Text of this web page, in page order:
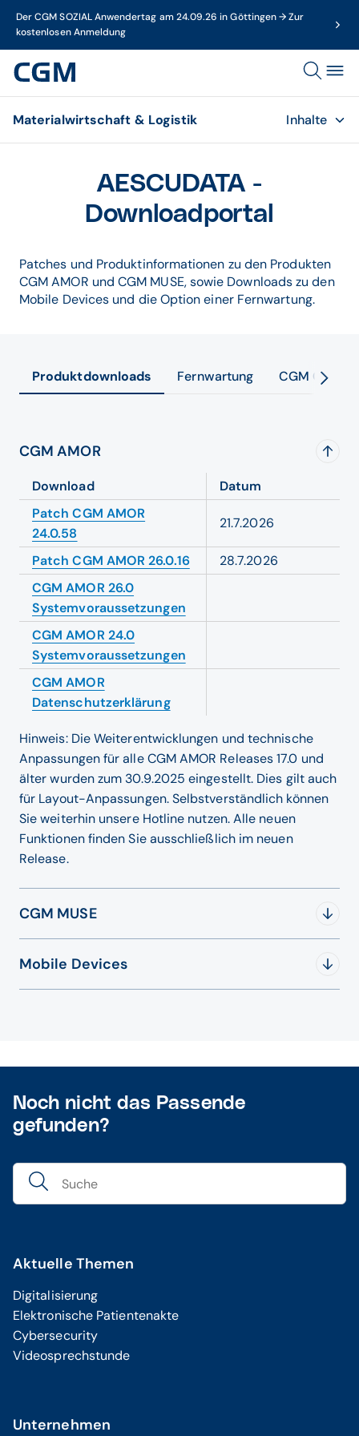
Der CGM SOZIAL Anwendertag am 24.09.26 in Göttingen → Zur
kostenlosen Anmeldung
Materialwirtschaft & Logistik Inhalte
AESCUDATA -
Downloadportal
Patches und Produktinformationen zu den Produkten
CGM AMOR und CGM MUSE, sowie Downloads zu den
Mobile Devices und die Option einer Fernwartung.
Produktdownloads Fernwartung CGM
CGM AMOR
Download
Datum
Patch CGM AMOR
24.0.58
21.7.2026
Patch CGM AMOR 26.0.16
28.7.2026
CGM AMOR 26.0
Systemvoraussetzungen
CGM AMOR 24.0
Systemvoraussetzungen
CGM AMOR
Datenschutzerklärung
Hinweis: Die Weiterentwicklungen und technische
Anpassungen für alle CGM AMOR Releases 17.0 und
älter wurden zum 30.9.2025 eingestellt. Dies gilt auch
für Layout-Anpassungen. Selbstverständlich können
Sie weiterhin unsere Hotline nutzen. Alle neuen
Funktionen finden Sie ausschließlich im neuen
Release.
CGM MUSE
Mobile Devices
CipherLab RS38
Zebra TC53
Scantest und Funktionskontrolle
Noch nicht das Passende
gefunden?
Aktuelle Themen
Digitalisierung
Elektronische Patientenakte
Cybersecurity
Videosprechstunde
Unternehmen